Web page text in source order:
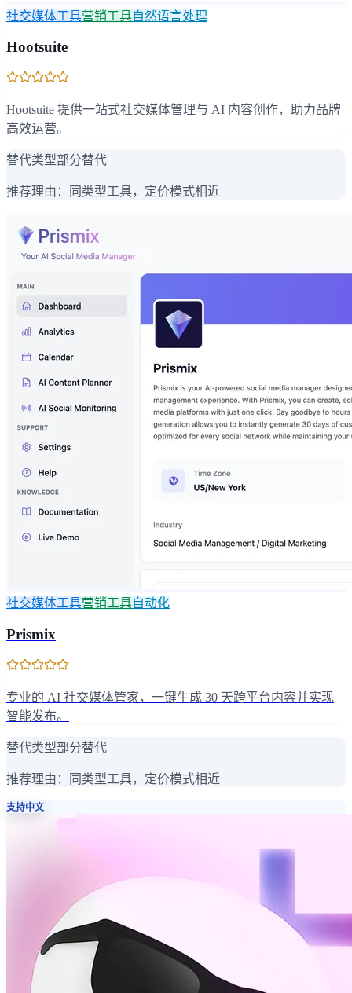
社交媒体工具营销工具自然语言处理
Hootsuite
Hootsuite 提供一站式社交媒体管理与 AI 内容创作，助力品牌
高效运营。
替代类型部分替代
推荐理由： 同类型工具，定价模式相近
社交媒体工具营销工具自动化
Prismix
专业的 AI 社交媒体管家，一键生成 30 天跨平台内容并实现
智能发布。
替代类型部分替代
推荐理由： 同类型工具，定价模式相近
支持中文